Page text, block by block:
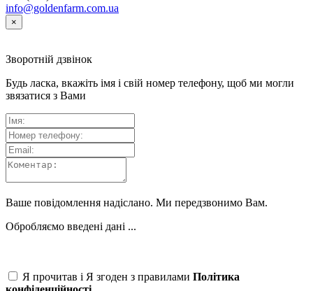
info@goldenfarm.com.ua
×
Зворотній дзвінок
Будь ласка, вкажіть імя і свій номер телефону, щоб ми могли
звязатися з Вами
Ваше повідомлення надіслано. Ми передзвонимо Вам.
Обробляємо введені дані ...
Я прочитав і Я згоден з правилами Політика